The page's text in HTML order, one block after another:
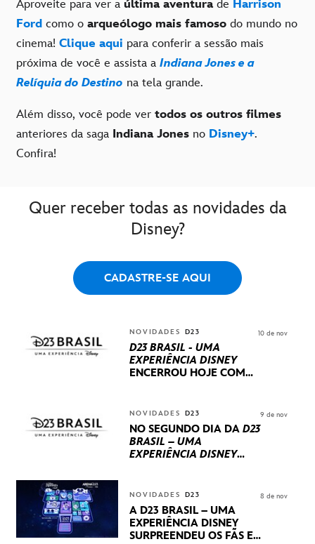
Aproveite para ver a última aventurade Harrison
Ford como o arqueólogo mais famoso do mundo no
cinema! Clique aqui para conferir a sessão mais
próxima de você e assista a Indiana Jones e a
Relíquia do Destino na tela grande.
Além disso, você pode ver todos os outros filmes
anteriores da saga Indiana Jones no Disney+.
Confira!
Quer receber todas as novidades da
Disney?
CADASTRE-SE AQUI
NOVIDADES D23
D23 BRASIL - UMA
EXPERIÊNCIA DISNEY
ENCERROU HOJE COM
INTERNACIONAIS E
PRODUÇÕES BRASILEIRAS
10 de nov
NOVIDADES D23
NO SEGUNDO DIA DA D23
BRASIL – UMA
EXPERIÊNCIA DISNEY
STUDIOS REVELARAM
PRÉVIAS E NOVIDADES
DOS SEUS PRÓXIMOS
LANÇAMENTOS
9 de nov
NOVIDADES D23
A D23 BRASIL – UMA
EXPERIÊNCIA DISNEY
SURPREENDEU OS FÃS EM
8 de nov